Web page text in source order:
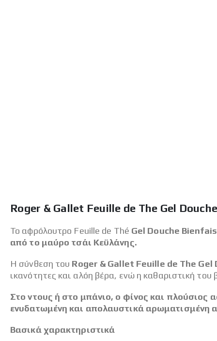
Roger & Gallet Feuille de The Gel
Το αφρόλουτρο Feuille de Thé Gel Douche
από το μαύρο τσάι Κεϋλάνης.
Η σύνθεση του Roger & Gallet Feuille de The
ικανότητες και αλόη βέρα, ενώ η καθαριστική
Στο ντους ή στο μπάνιο, ο φίνος και
ενυδατωμένη και απολαυστικά αρωματισμένη
Βασικά χαρακτηριστικά